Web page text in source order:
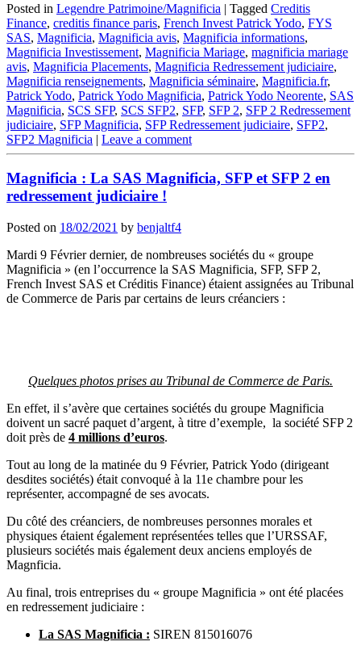
Posted in Legendre Patrimoine/Magnificia | Tagged Creditis
Finance, creditis finance paris, French Invest Patrick Yodo, FYS
SAS, Magnificia, Magnificia avis, Magnificia informations,
Magnificia Investissement, Magnificia Mariage, magnificia mariage
avis, Magnificia Placements, Magnificia Redressement judiciaire,
Magnificia renseignements, Magnificia séminaire, Magnificia.fr,
Patrick Yodo, Patrick Yodo Magnificia, Patrick Yodo Neorente, SAS
Magnificia, SCS SFP, SCS SFP2, SFP, SFP 2, SFP 2 Redressement
judiciaire, SFP Magnificia, SFP Redressement judiciaire, SFP2,
SFP2 Magnificia | Leave a comment
Magnificia : La SAS Magnificia, SFP et SFP 2 en
redressement judiciaire !
Posted on 18/02/2021 by benjaltf4
Mardi 9 Février dernier, de nombreuses sociétés du « groupe
Magnificia » (en l’occurrence la SAS Magnificia, SFP, SFP 2,
French Invest SAS et Créditis Finance) étaient assignées au Tribunal
de Commerce de Paris par certains de leurs créanciers :
Quelques photos prises au Tribunal de Commerce de Paris.
En effet, il s’avère que certaines sociétés du groupe Magnificia
doivent un sacré paquet d’argent, à titre d’exemple, la société SFP 2
doit près de 4 millions d’euros.
Tout au long de la matinée du 9 Février, Patrick Yodo (dirigeant
desdites sociétés) était convoqué à la 11e chambre pour les
représenter, accompagné de ses avocats.
Du côté des créanciers, de nombreuses personnes morales et
physiques étaient également représentées telles que l’URSSAF,
plusieurs sociétés mais également deux anciens employés de
Magnficia.
Au final, trois entreprises du « groupe Magnificia » ont été placées
en redressement judiciaire :
La SAS Magnificia : SIREN 815016076